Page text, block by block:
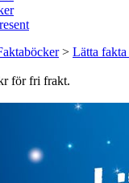
> Lätta
för fri frakt.